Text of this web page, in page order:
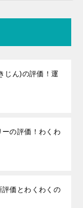
じん)の評価！運
ーの評価！わくわ
評価とわくわくの